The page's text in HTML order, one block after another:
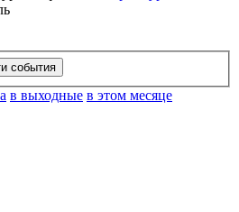
в выходные в этом месяце